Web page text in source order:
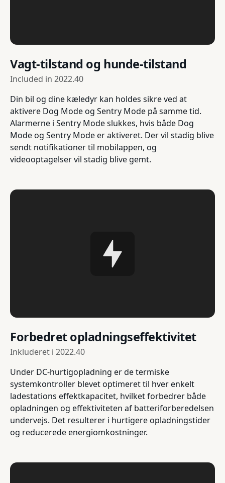
Vagt-tilstand og hunde-tilstand
Included in 2022.40
Din bil og dine kæledyr kan holdes sikre ved at
aktivere Dog Mode og Sentry Mode på samme tid.
Alarmerne i Sentry Mode slukkes, hvis både Dog
Mode og Sentry Mode er aktiveret. Der vil stadig blive
sendt notifikationer til mobilappen, og
videooptagelser vil stadig blive gemt.
Forbedret opladningseffektivitet
Inkluderet i 2022.40
Under DC-hurtigopladning er de termiske
systemkontroller blevet optimeret til hver enkelt
ladestations effektkapacitet, hvilket forbedrer både
opladningen og effektiviteten af batteriforberedelsen
undervejs. Det resulterer i hurtigere opladningstider
og reducerede energiomkostninger.